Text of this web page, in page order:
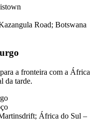
Road; Botswana
a fronteira com a África
da tarde.
África do Sul –